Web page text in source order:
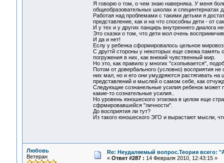
Я говорю о том, о чем знаю наверняка. У меня
общеобразовательных школах и специнтернатах
Работая над проблемами с такими детьми я
представление, как и на что способны дети - от
И у тех и у других панцирь внутреннего диалога
Это сказки о том, что дети мол очень
И да и нет!
Еслу у ребенка сформировалось цельное
С другтй стороны у некоторых еще свежа память
погружения в них, как внекий чувственный мир.
Но это, как правило у многих "схопывается",
Потом от довербального (условно) восприятия
них мал, но и его они умудряются растягивать
представлений и мыслей о самом себе, как
Следующие сознанельные усилия ребенок может
какие-то сознательные усилия..
Но уровень юношеского эгоизма в целом еще
сфрмировавшейся "личности".
До восприятия ли тут?
Из такого юношеского ЭГО и вырастают мысли,
Любовь
Ветеран
Re: Неудаляемый вопрос.Теория всего:
« Ответ #287 : 14 Февраля 2010, 12:43:15 »